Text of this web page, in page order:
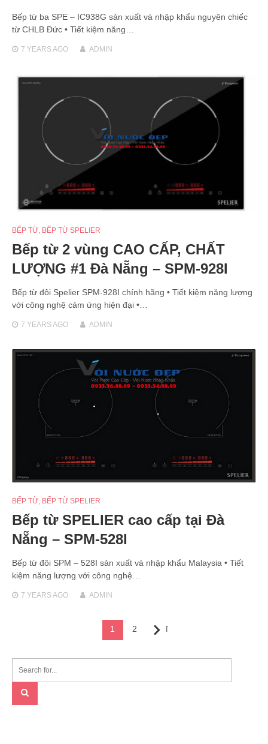
Bếp từ ba SPE – IC938G sản xuất và nhập khẩu nguyên chiếc
từ CHLB Đức • Tiết kiệm năng…
7 YEARSAGO ADMIN
BẾP TỪ, BẾP TỪ SPELIER
Bếp từ 2 vùng CAO CẤP, CHẤT
LƯỢNG #1 Đà Nẵng – SPM-928I
Bếp từ đôi Spelier SPM-928I chính hãng • Tiết kiệm năng lượng
với công nghệ cảm ứng hiện đại •…
7 YEARSAGO ADMIN
BẾP TỪ, BẾP TỪ SPELIER
Bếp từ SPELIER cao cấp tại Đà
Nẵng – SPM-528I
Bếp từ đôi SPM – 528I sản xuất và nhập khẩu Malaysia • Tiết
kiệm năng lượng với công nghệ…
7 YEARSAGO ADMIN
1 2 Next